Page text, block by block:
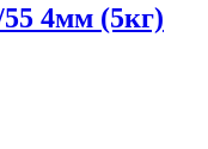
4мм (5кг)